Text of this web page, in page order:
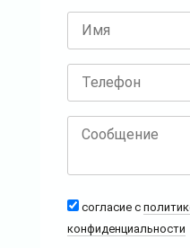
согласие с
конфиденциальности